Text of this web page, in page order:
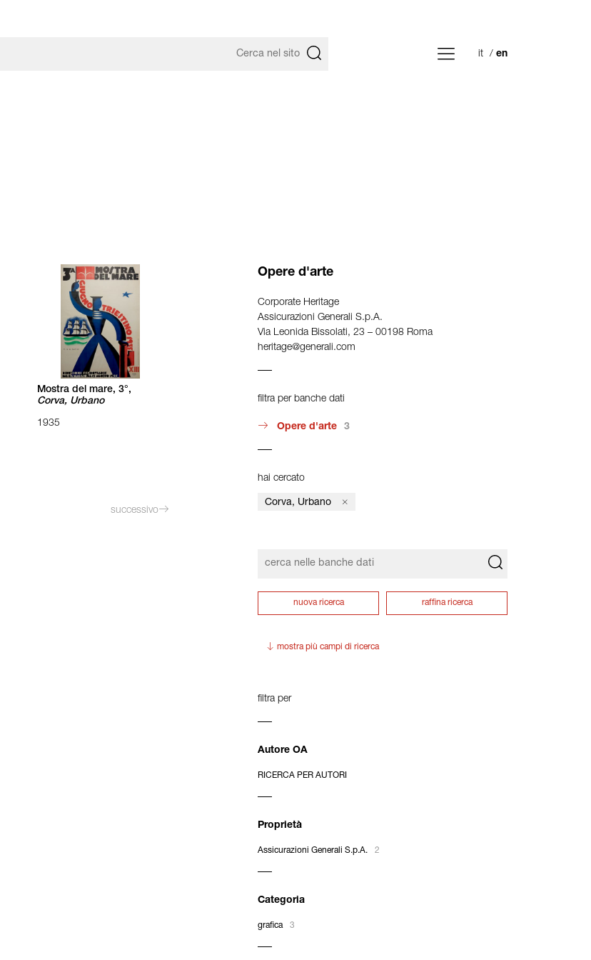
it en
Mostra del mare, 3°,
Corva, Urbano
1935
successivo
Opere d'arte
Corporate Heritage
Assicurazioni Generali S.p.A.
Via Leonida Bissolati, 23 – 00198 Roma
heritage@generali.com
filtra per banche dati
Opere d'arte 3
hai cercato
Corva, Urbano
nuova ricerca raffina ricerca
mostra più campi di ricerca
filtra per
Autore OA
RICERCA PER AUTORI
Proprietà
Assicurazioni Generali S.p.A. 2
Categoria
grafica 3